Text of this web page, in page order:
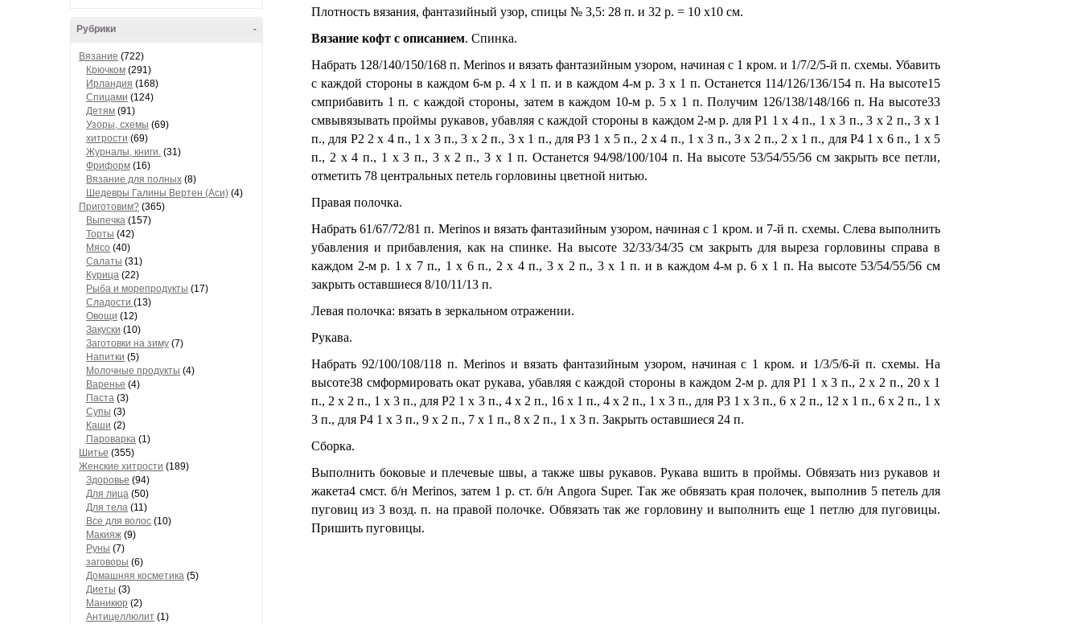
-
Рубрики
Вязание (722)
Крючком (291)
Ирландия (168)
Спицами (124)
Детям (91)
Узоры, схемы (69)
хитрости (69)
Журналы, книги. (31)
Фриформ (16)
Вязание для полных (8)
Шедевры Галины Вертен (Аси) (4)
Приготовим? (365)
Выпечка (157)
Торты (42)
Мясо (40)
Салаты (31)
Курица (22)
Рыба и морепродукты (17)
Сладости (13)
Овощи (12)
Закуски (10)
Заготовки на зиму (7)
Напитки (5)
Молочные продукты (4)
Варенье (4)
Паста (3)
Супы (3)
Каши (2)
Пароварка (1)
Шитье (355)
Женские хитрости (189)
Здоровье (94)
Для лица (50)
Для тела (11)
Все для волос (10)
Макияж (9)
Руны (7)
заговоры (6)
Домашняя косметика (5)
Диеты (3)
Маникюр (2)
Антицеллюлит (1)
Плотность вязания, фантазийный узор, спи­цы № 3,5: 28 п. и 32 р. = 10 х10 см.
Вязание кофт с описанием. Спинка.
Набрать 128/140/150/168 п. Merinos и вязать фантазийным узором, начиная с 1 кром. и 1/7/2/5-й п. схемы. Убавить
с каждой стороны в каждом 6-м р. 4 х 1 п. и в каждом 4-м р. 3 х 1 п. Останется 114/126/136/154 п. На высоте15
смприбавить 1 п. с каждой стороны, затем в каждом 10-м р. 5 х 1 п. Полу­чим 126/138/148/166 п. На высоте33
смвы­вязывать проймы рукавов, убавляя с каждой стороны в каждом 2-м р. для Р1 1 х 4 п., 1 х 3 п., 3 х 2 п., 3 х 1
п., для Р2 2 х 4 п., 1 х 3 п., 3 х 2 п., 3 х 1 п., для РЗ 1 х 5 п., 2 х 4 п., 1 х 3 п., 3 х 2 п., 2 х 1 п., для Р4 1 х 6 п., 1 х 5
п., 2 х 4 п., 1 х 3 п., 3 х 2 п., 3 х 1 п. Останется 94/98/100/104 п. На высоте 53/54/55/56 см за­крыть все петли,
отметить 78 центральных петель горловины цветной нитью.
Правая полочка.
Набрать 61/67/72/81 п. Merinos и вязать фантазийным узором, начи­ная с 1 кром. и 7-й п. схемы. Слева выпол­нить
убавления и прибавления, как на спин­ке. На высоте 32/33/34/35 см закрыть для вы­реза горловины справа в
каждом 2-м р. 1 х 7 п., 1 х 6 п., 2 х 4 п., 3 х 2 п., 3 х 1 п. и в каж­дом 4-м р. 6 х 1 п. На высоте 53/54/55/56 см
закрыть оставшиеся 8/10/11/13 п.
Левая полочка: вязать в зеркальном отраже­нии.
Рукава.
Набрать 92/100/108/118 п. Merinos и вязать фантазийным узором, начиная с 1 кром. и 1/3/5/6-й п. схемы. На
высоте38 смформировать окат рукава, убавляя с каждой стороны в каждом 2-м р. для Р1 1 х 3 п., 2 х 2 п., 20 х 1
п., 2 х 2 п., 1 х 3 п., для Р2 1 х 3 п., 4 х 2 п., 16 х 1 п., 4 х 2 п., 1 х 3 п., для РЗ 1 х 3 п., 6 х 2 п., 12 х 1 п., 6 х 2 п., 1 х
3 п., для Р4 1 х 3 п., 9 х 2 п., 7 х 1 п., 8 х 2 п., 1 х 3 п. За­крыть оставшиеся 24 п.
Сборка.
Выполнить боковые и плечевые швы, а также швы рукавов. Рукава вшить в проймы. Обвязать низ рукавов и
жакета4 смст. б/н Merinos, затем 1 р. ст. б/н Angora Super. Так же обвязать края полочек, выполнив 5 пе­тель для
пуговиц из 3 возд. п. на правой полочке. Обвязать так же горловину и выпол­нить еще 1 петлю для пуговицы.
Пришить пу­говицы.